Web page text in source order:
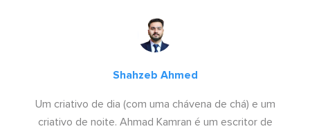
Shahzeb Ahmed
Um criativo de dia (com uma chávena de chá) e um
criativo de noite. Ahmad Kamran é um escritor de